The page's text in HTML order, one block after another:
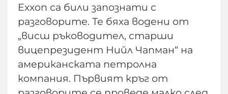
Exxon са били запознати с
разговорите. Те бяха водени от
„висш ръководител, старши
вицепрезидент Нийл Чапман“ на
американската петролна
компания. Първият кръг от